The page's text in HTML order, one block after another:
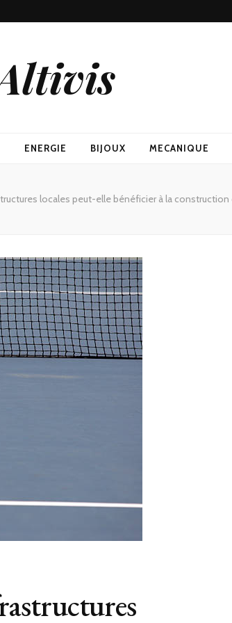
ENERGIE BIJOUX MECANIQUE
locales peut-elle bénéficier à la construction